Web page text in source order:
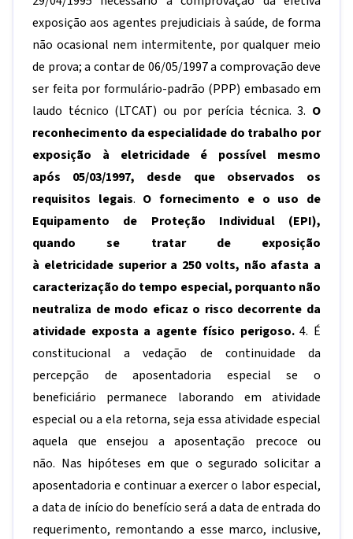
exposição aos agentes prejudiciais à saúde, de forma
não ocasional nem intermitente, por qualquer meio
de prova; a contar de 06/05/1997 a comprovação deve
ser feita por formulário-padrão (PPP) embasado em
laudo técnico (LTCAT) ou por perícia técnica. 3. O
reconhecimento da especialidade do trabalho por
exposição à eletricidade é possível mesmo
após 05/03/1997, desde que observados os
requisitos legais. O fornecimento e o uso de
Equipamento de Proteção Individual (EPI),
quando se tratar de exposição
à eletricidade superior a 250 volts, não afasta a
caracterização do tempo especial, porquanto não
neutraliza de modo eficaz o risco decorrente da
atividade exposta a agente físico perigoso.4. É
constitucional a vedação de continuidade da
percepção de aposentadoria especial se o
beneficiário permanece laborando em atividade
especial ou a ela retorna, seja essa atividade especial
aquela que ensejou a aposentação precoce ou
não. Nas hipóteses em que o segurado solicitar a
aposentadoria e continuar a exercer o labor especial,
a data de início do benefício será a data de entrada do
requerimento, remontando a esse marco, inclusive,